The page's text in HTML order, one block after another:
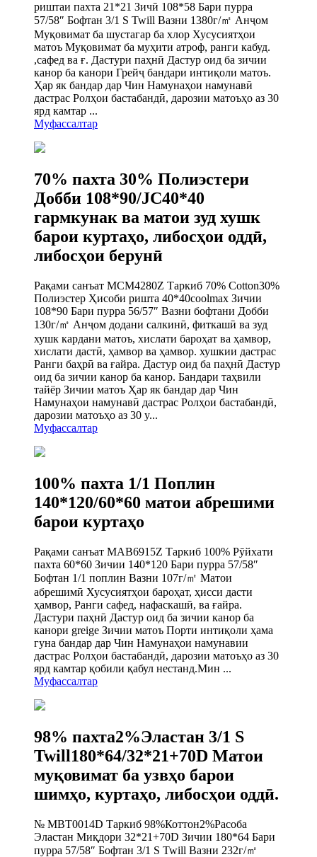
риштаи пахта 21*21 Зичӣ 108*58 Бари пурра
57/58″ Бофтан 3/1 S Twill Вазни 1380г/㎡ Анҷом
Муқовимат ба шустагар ба хлор Хусусиятҳои
матоъ Муқовимат ба муҳити атроф, ранги кабуд.
,сафед ва ғ. Дастури паҳнӣ Дастур оид ба зичии
канор ба канори Грейҷ бандари интиқоли матоъ.
Ҳар як бандар дар Чин Намунаҳои намунавӣ
дастрас Ролҳои бастабандӣ, дарозии матоъҳо аз 30
ярд камтар ...
Муфассалтар
70% пахта 30% Полиэстери
Добби 108*90/JC40*40
гармкунак ва матои зуд хушк
барои куртаҳо, либосҳои оддӣ,
либосҳои берунӣ
Рақами санъат MCM4280Z Таркиб 70% Cotton30%
Полиэстер Ҳисоби ришта 40*40coolmax Зичии
108*90 Бари пурра 56/57″ Вазни бофтани Добби
130г/㎡ Анҷом додани салкинӣ, фиткашӣ ва зуд
хушк кардани матоъ, хислати бароҳат ва ҳамвор,
хислати дастӣ, ҳамвор ва ҳамвор. хушкии дастрас
Ранги баҳрӣ ва ғайра. Дастур оид ба паҳнӣ Дастур
оид ба зичии канор ба канор. Бандари таҳвили
тайёр Зичии матоъ Ҳар як бандар дар Чин
Намунаҳои намунавӣ дастрас Ролҳои бастабандӣ,
дарозии матоъҳо аз 30 y...
Муфассалтар
100% пахта 1/1 Поплин
140*120/60*60 матои абрешими
барои куртаҳо
Рақами санъат MAB6915Z Таркиб 100% Рӯйхати
пахта 60*60 Зичии 140*120 Бари пурра 57/58″
Бофтан 1/1 поплин Вазни 107г/㎡ Матои
абрешимӣ Хусусиятҳои бароҳат, ҳисси дасти
ҳамвор, Ранги сафед, нафаскашӣ, ва ғайра.
Дастури паҳнӣ Дастур оид ба зичии канор ба
канори greige Зичии матоъ Порти интиқоли ҳама
гуна бандар дар Чин Намунаҳои намунавии
дастрас Ролҳои бастабандӣ, дарозии матоъҳо аз 30
ярд камтар қобили қабул нестанд.Мин ...
Муфассалтар
98% пахта2%Эластан 3/1 S
Twill180*64/32*21+70D Матои
муқовимат ба узвҳо барои
шимҳо, куртаҳо, либосҳои оддӣ.
№ MBT0014D Таркиб 98%Коттон2%Расоба
Эластан Миқдори 32*21+70D Зичии 180*64 Бари
пурра 57/58″ Бофтан 3/1 S Twill Вазни 232г/㎡